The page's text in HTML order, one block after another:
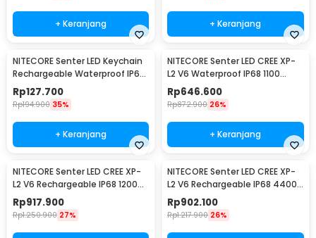
+ Keranjang + Keranjang
NITECORE Senter LED Keychain
Rechargeable Waterproof IP65
55 Lumens - Tube V2.0
Rp127.700
Rp194.900 35%
+ Keranjang
NITECORE Senter LED CREE XP-
L2 V6 Waterproof IP68 1100
Lumens - P10 V2
Rp646.600
Rp872.900 26%
+ Keranjang
NITECORE Senter LED CREE XP-
L2 V6 Rechargeable IP68 1200
Lumens - MH12 V2
Rp917.900
Rp1.250.900 27%
NITECORE Senter LED CREE XP-
L2 V6 Rechargeable IP68 4400
Lumens - E4K
Rp902.100
Rp1.217.900 26%